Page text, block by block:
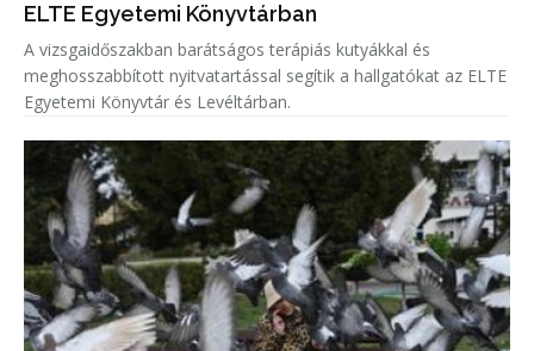
ELTE Egyetemi Könyvtárban
A vizsgaidőszakban barátságos terápiás kutyákkal és
meghosszabbított nyitvatartással segítik a hallgatókat az ELTE
Egyetemi Könyvtár és Levéltárban.